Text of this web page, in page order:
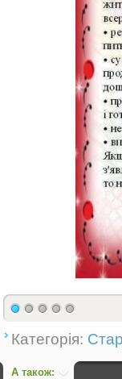
Категорія:
А також: